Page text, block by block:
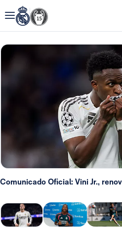
Comunicado Oficial: Vini Jr.,